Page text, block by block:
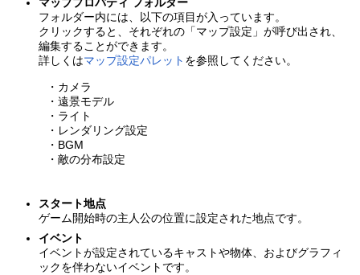
フォルダー内には、以下の項目が入っています。
クリックすると、それぞれの「マップ設定」が呼び出され、
編集することができます。
詳しくはマップ設定パレット を参照してください。
・カメラ
・遠景モデル
・ライト
・レンダリング設定
・BGM
・敵の分布設定
スタート地点
ゲーム開始時の主人公の位置に設定された地点です。
イベント
イベントが設定されているキャストや物体、およびグラフィ
ックを伴わないイベントです。